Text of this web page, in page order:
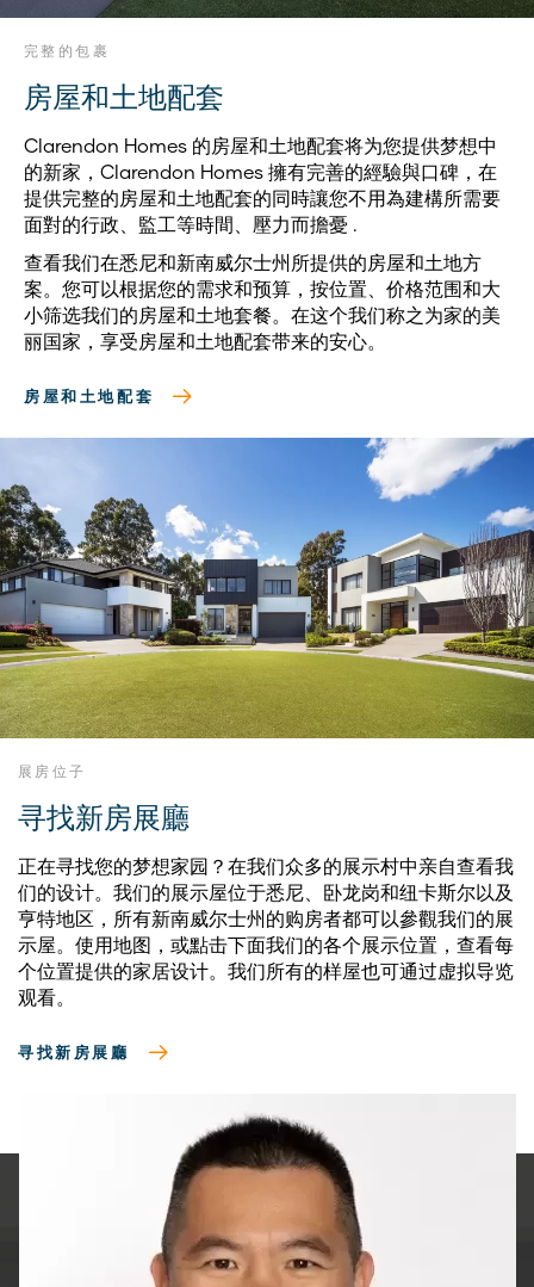
完整的包裹
房屋和土地配套
Clarendon Homes 的房屋和土地配套将为您提供梦想中
的新家，Clarendon Homes 擁有完善的經驗與口碑，在
提供完整的房屋和土地配套的同時讓您不用為建構所需要
面對的行政、監工等時間、壓力而擔憂 .
查看我们在悉尼和新南威尔士州所提供的房屋和土地方
案。您可以根据您的需求和预算，按位置、价格范围和大
小筛选我们的房屋和土地套餐。在这个我们称之为家的美
丽国家，享受房屋和土地配套带来的安心。
房屋和土地配套
展房位子
寻找新房展廳
正在寻找您的梦想家园？在我们众多的展示村中亲自查看我
们的设计。我们的展示屋位于悉尼、卧龙岗和纽卡斯尔以及
亨特地区，所有新南威尔士州的购房者都可以參觀我们的展
示屋。使用地图，或點击下面我们的各个展示位置，查看每
个位置提供的家居设计。我们所有的样屋也可通过虚拟导览
观看。
寻找新房展廳